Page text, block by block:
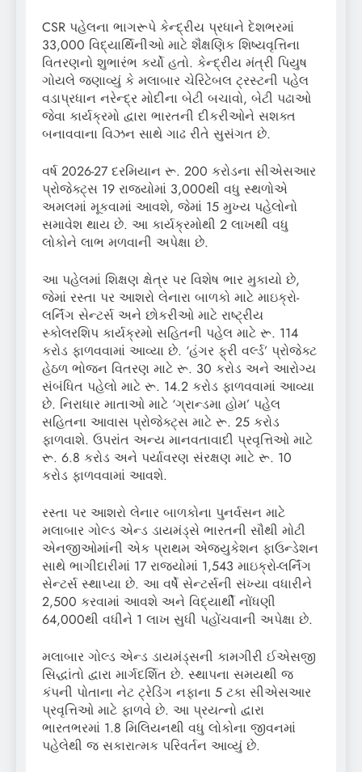
CSR પહેલના ભાગરૂપે કેન્દ્રીય પ્રધાને દેશભરમાં
33,000 વિદ્યાર્થિનીઓ માટે શૈક્ષણિક શિષ્યવૃત્તિના
વિતરણનો શુભારંભ કર્યો હતો. કેન્દ્રીય મંત્રી પિયુષ
ગોયલે જણાવ્યું કે મલાબાર ચેરિટેબલ ટ્રસ્ટની પહેલ
વડાપ્રધાન નરેન્દ્ર મોદીના બેટી બચાવો, બેટી પઢાઓ
જેવા કાર્યક્રમો દ્વારા ભારતની દીકરીઓને સશક્ત
બનાવવાના વિઝન સાથે ગાઢ રીતે સુસંગત છે.
વર્ષ 2026-27 દરમિયાન રૂ. 200 કરોડના સીએસઆર
પ્રોજેક્ટ્સ 19 રાજ્યોમાં 3,000થી વધુ સ્થળોએ
અમલમાં મૂકવામાં આવશે, જેમાં 15 મુખ્ય પહેલોનો
સમાવેશ થાય છે. આ કાર્યક્રમોથી 2 લાખથી વધુ
લોકોને લાભ મળવાની અપેક્ષા છે.
આ પહેલમાં શિક્ષણ ક્ષેત્ર પર વિશેષ ભાર મુકાયો છે,
જેમાં રસ્તા પર આશરો લેનારા બાળકો માટે માઇક્રો-
લર્નિંગ સેન્ટર્સ અને છોકરીઓ માટે રાષ્ટ્રીય
સ્કોલરશિપ કાર્યક્રમો સહિતની પહેલ માટે રૂ. 114
કરોડ ફાળવવામાં આવ્યા છે. ‘હંગર ફ્રી વર્લ્ડ’ પ્રોજેક્ટ
હેઠળ ભોજન વિતરણ માટે રૂ. 30 કરોડ અને આરોગ્ય
સંબંધિત પહેલો માટે રૂ. 14.2 કરોડ ફાળવવામાં આવ્યા
છે. નિરાધાર માતાઓ માટે ‘ગ્રાન્ડમા હોમ’ પહેલ
સહિતના આવાસ પ્રોજેક્ટ્સ માટે રૂ. 25 કરોડ
ફાળવાશે. ઉપરાંત અન્ય માનવતાવાદી પ્રવૃત્તિઓ માટે
રૂ. 6.8 કરોડ અને પર્યાવરણ સંરક્ષણ માટે રૂ. 10
કરોડ ફાળવવામાં આવશે.
રસ્તા પર આશરો લેનાર બાળકોના પુનર્વસન માટે
મલાબાર ગોલ્ડ એન્ડ ડાયમંડ્સે ભારતની સૌથી મોટી
એનજીઓમાંની એક પ્રાથમ એજ્યુકેશન ફાઉન્ડેશન
સાથે ભાગીદારીમાં 17 રાજ્યોમાં 1,543 માઇક્રો-લર્નિંગ
સેન્ટર્સ સ્થાપ્યા છે. આ વર્ષે સેન્ટર્સની સંખ્યા વધારીને
2,500 કરવામાં આવશે અને વિદ્યાર્થી નોંધણી
64,000થી વધીને 1 લાખ સુધી પહોંચવાની અપેક્ષા છે.
મલાબાર ગોલ્ડ એન્ડ ડાયમંડ્સની કામગીરી ઈએસજી
સિદ્ધાંતો દ્વારા માર્ગદર્શિત છે. સ્થાપના સમયથી જ
કંપની પોતાના નેટ ટ્રેડિંગ નફાના 5 ટકા સીએસઆર
પ્રવૃત્તિઓ માટે ફાળવે છે. આ પ્રયત્નો દ્વારા
ભારતભરમાં 1.8 મિલિયનથી વધુ લોકોના જીવનમાં
પહેલેથી જ સકારાત્મક પરિવર્તન આવ્યું છે.